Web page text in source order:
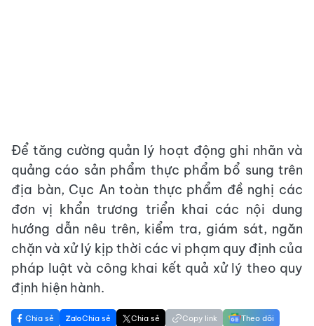
Để tăng cường quản lý hoạt động ghi nhãn và
quảng cáo sản phẩm thực phẩm bổ sung trên
địa bàn, Cục An toàn thực phẩm đề nghị các
đơn vị khẩn trương triển khai các nội dung
hướng dẫn nêu trên, kiểm tra, giám sát, ngăn
chặn và xử lý kịp thời các vi phạm quy định của
pháp luật và công khai kết quả xử lý theo quy
định hiện hành.
Chia sẻ Chia sẻ Chia sẻ Copy link Theo dõi